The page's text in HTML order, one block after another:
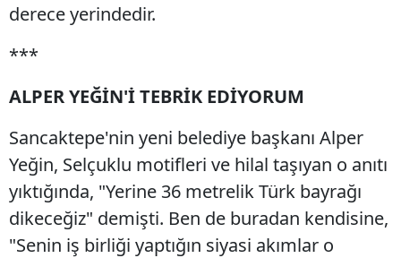
derece yerindedir.
***
ALPER YEĞİN'İ TEBRİK EDİYORUM
Sancaktepe'nin yeni belediye başkanı Alper
Yeğin, Selçuklu motifleri ve hilal taşıyan o anıtı
yıktığında, "Yerine 36 metrelik Türk bayrağı
dikeceğiz" demişti. Ben de buradan kendisine,
"Senin iş birliği yaptığın siyasi akımlar o